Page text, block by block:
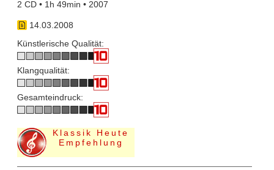
2 CD • 1h 49min • 2007
14.03.2008
Künstlerische Qualität:
Klangqualität:
Gesamteindruck:
Klassik Heute
Empfehlung